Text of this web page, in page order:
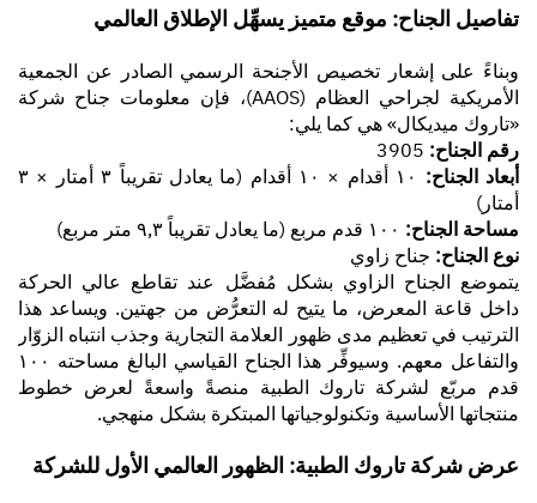
تفاصيل الجناح: موقع متميز يسهِّل الإطلاق العالمي
وبناءً على إشعار تخصيص الأجنحة الرسمي الصادر عن الجمعية
الأمريكية لجراحي العظام (AAOS)، فإن معلومات جناح شركة
«تاروك ميديكال» هي كما يلي:
رقم الجناح: 3905
أبعاد الجناح:
١٠ أقدام × ١٠ أقدام (ما يعادل تقريباً ٣ أمتار × ٣
أمتار)
مساحة الجناح: ١٠٠ قدم مربع (ما يعادل تقريباً ٩,٣ متر مربع)
نوع الجناح: جناح زاوي
يتموضع الجناح الزاوي بشكل مُفضَّل عند تقاطع عالي الحركة
داخل قاعة المعرض، ما يتيح له التعرُّض من جهتين. ويساعد هذا
الترتيب في تعظيم مدى ظهور العلامة التجارية وجذب انتباه الزوّار
والتفاعل معهم. وسيوفِّر هذا الجناح القياسي البالغ مساحته ١٠٠
قدم مربّع لشركة تاروك الطبية منصةً واسعةً لعرض خطوط
منتجاتها الأساسية وتكنولوجياتها المبتكرة بشكل منهجي.
عرض شركة تاروك الطبية: الظهور العالمي الأول للشركة